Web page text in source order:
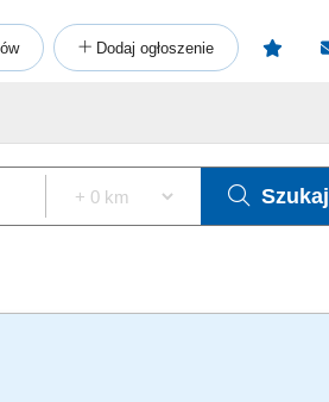
Dodaj ogłoszenie
Szukaj